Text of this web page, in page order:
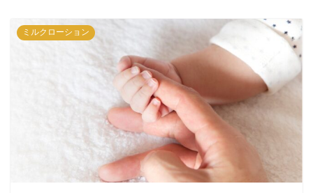
ミルクローション